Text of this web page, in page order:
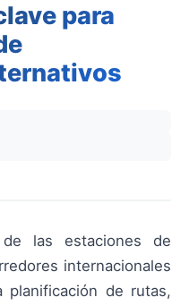
para
las estaciones de
internacionales
planificación de rutas,